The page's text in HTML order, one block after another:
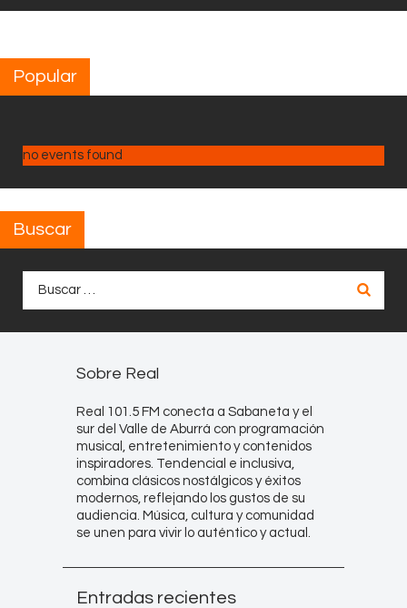
Popular
no events found
Buscar
Sobre Real
Real 101.5 FM conecta a Sabaneta y el
sur del Valle de Aburrá con programación
musical, entretenimiento y contenidos
inspiradores. Tendencial e inclusiva,
combina clásicos nostálgicos y éxitos
modernos, reflejando los gustos de su
audiencia. Música, cultura y comunidad
se unen para vivir lo auténtico y actual.
Entradas recientes